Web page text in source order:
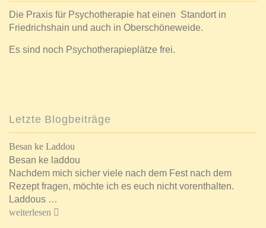
Die Praxis für Psychotherapie hat einen Standort in
Friedrichshain und auch in Oberschöneweide.
Es sind noch Psychotherapieplätze frei.
Letzte Blogbeiträge
Besan ke Laddou
Besan ke laddou
Nachdem mich sicher viele nach dem Fest nach dem
Rezept fragen, möchte ich es euch nicht vorenthalten.
Laddous …
weiterlesen